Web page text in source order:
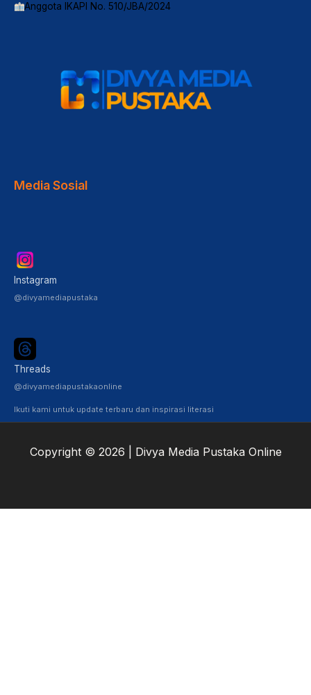
Anggota IKAPI No. 510/JBA/2024
Media Sosial
Instagram
@divyamediapustaka
Threads
@divyamediapustakaonline
Ikuti kami untuk update terbaru dan inspirasi literasi
Copyright © 2026 | Divya Media Pustaka Online